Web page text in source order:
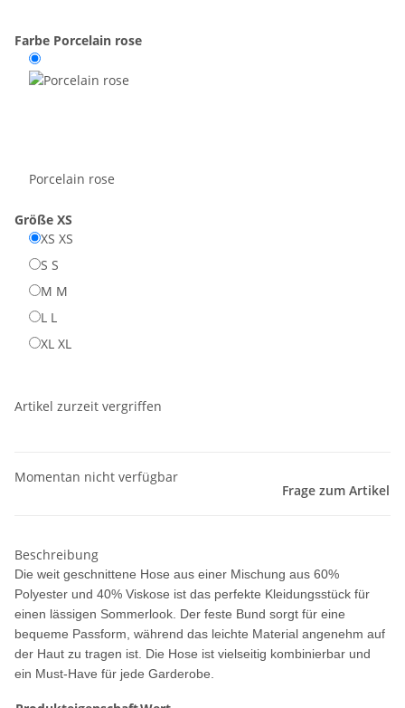
Farbe Porcelain rose
Porcelain rose
Größe XS
XS XS
S S
M M
L L
XL XL
Artikel zurzeit vergriffen
Momentan nicht verfügbar
Frage zum Artikel
Beschreibung
Die weit geschnittene Hose aus einer Mischung aus 60%
Polyester und 40% Viskose ist das perfekte Kleidungsstück für
einen lässigen Sommerlook. Der feste Bund sorgt für eine
bequeme Passform, während das leichte Material angenehm auf
der Haut zu tragen ist. Die Hose ist vielseitig kombinierbar und
ein Must-Have für jede Garderobe.